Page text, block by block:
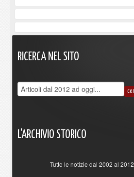
RICERCA NEL SITO
L'ARCHIVIO STORICO
Tutte le notizie dal 2002 al 2012